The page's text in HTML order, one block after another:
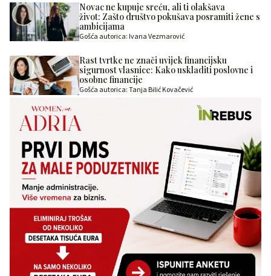
Novac ne kupuje sreću, ali ti olakšava
život: Zašto društvo pokušava posramiti žene s
ambicijama
Gošća autorica: Ivana Vezmarović
Rast tvrtke ne znači uvijek financijsku
sigurnost vlasnice: Kako uskladiti poslovne i
osobne financije
Gošća autorica: Tanja Bilić Kovačević